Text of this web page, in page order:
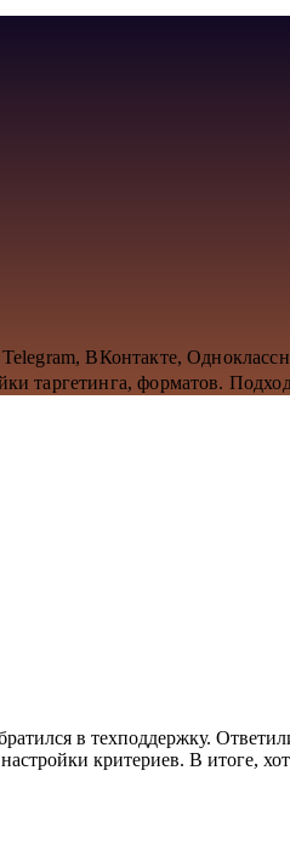
ВКонтакте,
таргетинга, форматов.
в техподдержку.
критериев. В итоге,